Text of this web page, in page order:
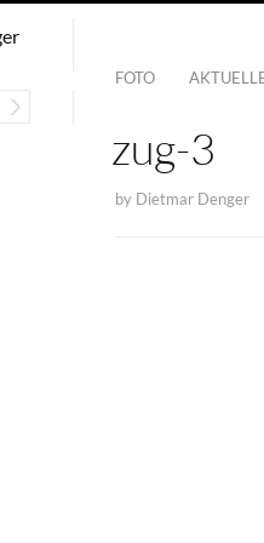
FOTO
zug-3
by Dietmar Denger